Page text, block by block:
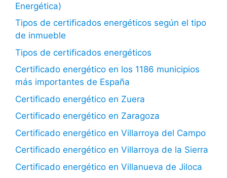
Energética)
Tipos de certificados energéticos según el tipo
de inmueble
Tipos de certificados energéticos
Certificado energético en los 1186 municipios
más importantes de España
Certificado energético en Zuera
Certificado energético en Zaragoza
Certificado energético en Villarroya del Campo
Certificado energético en Villarroya de la Sierra
Certificado energético en Villanueva de Jiloca